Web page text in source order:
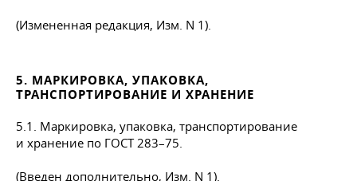
(Измененная редакция, Изм. N 1).
5. МАРКИРОВКА, УПАКОВКА,
ТРАНСПОРТИРОВАНИЕ И ХРАНЕНИЕ
5.1. Маркировка, упаковка, транспортирование
и хранение по ГОСТ 283–75.
(Введен дополнительно, Изм. N 1).